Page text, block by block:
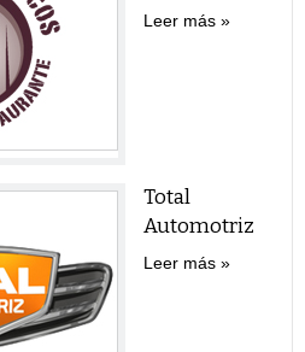
Leer más
Total
Automotriz
Leer más